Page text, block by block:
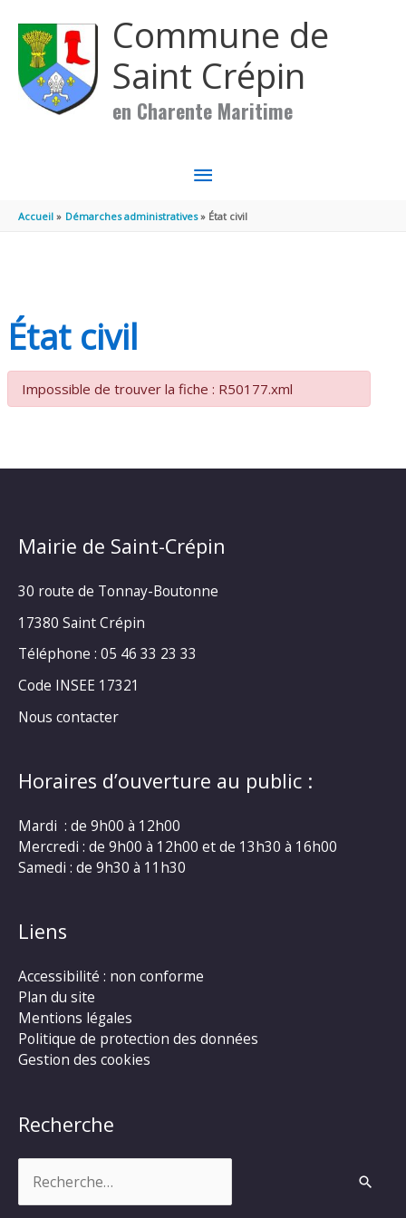
Commune de
Saint Crépin
en Charente Maritime
MENU
PRINCIPAL
Accueil Démarches administratives État civil
État civil
Impossible de trouver la fiche : R50177.xml
Mairie de Saint-Crépin
30 route de Tonnay-Boutonne
17380 Saint Crépin
Téléphone : 05 46 33 23 33
Code INSEE 17321
Nous contacter
Horaires d’ouverture au public :
Mardi : de 9h00 à 12h00
Mercredi : de 9h00 à 12h00 et de 13h30 à 16h00
Samedi : de 9h30 à 11h30
Liens
Accessibilité : non conforme
Plan du site
Mentions légales
Politique de protection des données
Gestion des cookies
Recherche